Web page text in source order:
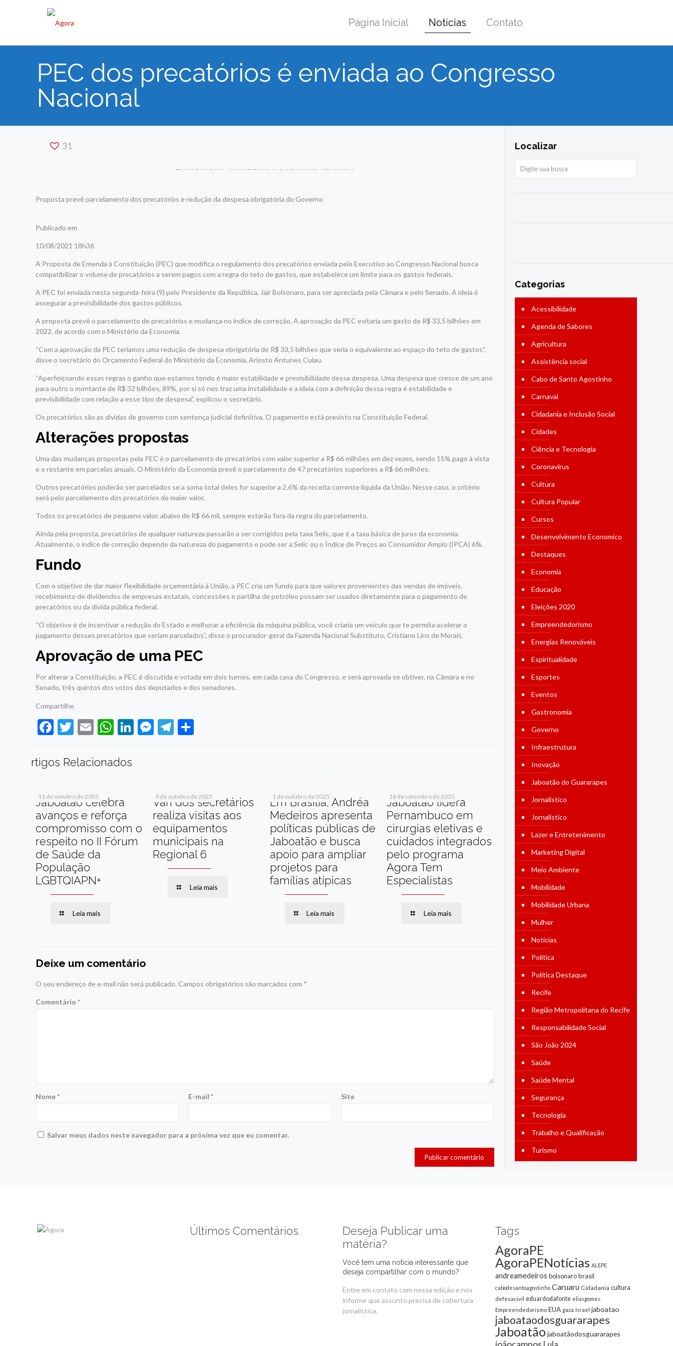
Página Inicial Notícias Contato
PEC dos precatórios é enviada ao Congresso
Nacional
31
Proposta prevê parcelamento dos precatórios e redução da despesa obrigatória do Governo
Publicado em
10/08/2021 18h36
A Proposta de Emenda à Constituição (PEC) que modifica o regulamento dos precatórios enviada pelo Executivo ao Congresso Nacional busca
compatibilizar o volume de precatórios a serem pagos com a regra do teto de gastos, que estabelece um limite para os gastos federais.
A PEC foi enviada nesta segunda-feira (9) pelo Presidente da República, Jair Bolsonaro, para ser apreciada pela Câmara e pelo Senado. A ideia é
assegurar a previsibilidade dos gastos públicos.
A proposta prevê o parcelamento de precatórios e mudança no índice de correção. A aprovação da PEC evitaria um gasto de R$ 33,5 bilhões em
2022, de acordo com o Ministério da Economia.
“Com a aprovação da PEC teríamos uma redução de despesa obrigatória de R$ 33,5 bilhões que seria o equivalente ao espaço do teto de gastos”,
disse o secretário do Orçamento Federal do Ministério da Economia, Ariosto Antunes Culau.
“Aperfeiçoando essas regras o ganho que estamos tendo é maior estabilidade e previsibilidade dessa despesa. Uma despesa que cresce de um ano
para outro o montante de R$ 32 bilhões, 89%, por si só nos traz uma instabilidade e a ideia com a definição dessa regra é estabilidade e
previsibilidade com relação a esse tipo de despesa”, explicou o secretário.
Os precatórios são as dívidas de governo com sentença judicial definitiva. O pagamento está previsto na Constituição Federal.
Alterações propostas
Uma das mudanças propostas pela PEC é o parcelamento de precatórios com valor superior a R$ 66 milhões em dez vezes, sendo 15% pago à vista
e o restante em parcelas anuais. O Ministério da Economia prevê o parcelamento de 47 precatórios superiores a R$ 66 milhões.
Outros precatórios poderão ser parcelados se a soma total deles for superior a 2,6% da receita corrente líquida da União. Nesse caso, o critério
será pelo parcelamento dos precatórios de maior valor.
Todos os precatórios de pequeno valor, abaixo de R$ 66 mil, sempre estarão fora da regra do parcelamento.
Ainda pela proposta, precatórios de qualquer natureza passarão a ser corrigidos pela taxa Selic, que é a taxa básica de juros da economia.
Atualmente, o índice de correção depende da natureza do pagamento e pode ser a Selic ou o Índice de Preços ao Consumidor Amplo (IPCA) 6%.
Fundo
Com o objetivo de dar maior flexibilidade orçamentária à União, a PEC cria um fundo para que valores provenientes das vendas de imóveis,
recebimento de dividendos de empresas estatais, concessões e partilha de petróleo possam ser usados diretamente para o pagamento de
precatórios ou da dívida pública federal.
“O objetivo é de incentivar a redução do Estado e melhorar a eficiência da máquina pública, você criaria um veículo que te permita acelerar o
pagamento desses precatórios que seriam parcelados”, disse o procurador-geral da Fazenda Nacional Substituto, Cristiano Lins de Morais.
Aprovação de uma PEC
Por alterar a Constituição, a PEC é discutida e votada em dois turnos, em cada casa do Congresso, e será aprovada se obtiver, na Câmara e no
Senado, três quintos dos votos dos deputados e dos senadores.
Compartilhe
Facebook
Twitter
EmailWhatsApp
LinkedIn
Messenger
Telegram
rtigos Relacionados
11 de outubro de 2025
Jaboatão celebra
avanços e reforça
compromisso com o
respeito no II Fórum
de Saúde da
População
LGBTQIAPN+
Leia mais
9 de outubro de 2025
Van dos secretários
realiza visitas aos
equipamentos
municipais na
Regional 6
Leia mais
1 de outubro de 2025
Em Brasília, Andréa
Medeiros apresenta
políticas públicas de
Jaboatão e busca
apoio para ampliar
projetos para
famílias atípicas
Leia mais
16 de setembro de 2025
Jaboatão lidera
Pernambuco em
cirurgias eletivas e
cuidados integrados
pelo programa
Agora Tem
Especialistas
Leia mais
Deixe um comentário
O seu endereço de e-mail não será publicado. Campos obrigatórios são marcados com *
Comentário*
Nome* E-mail* Site
Salvar meus dados neste navegador para a próxima vez que eu comentar.
Localizar
Categorias
Acessibilidade
Agenda de Sabores
Agricultura
Assistência social
Cabo de Santo Agostinho
Carnaval
Cidadania e Inclusão Social
Cidades
Ciência e Tecnologia
Coronavírus
Cultura
Cultura Popular
Cursos
Desenvolvimento Economico
Destaques
Economia
Educação
Eleições 2020
Empreendedorismo
Energias Renováveis
Espiritualidade
Esportes
Eventos
Gastronomia
Governo
Infraestrutura
Inovação
Jaboatão do Guararapes
Jornalístico
Jornalístico
Lazer e Entretenimento
Marketing Digital
Meio Ambiente
Mobilidade
Mobilidade Urbana
Mulher
Notícias
Política
Política Destaque
Recife
Região Metropolitana do Recife
Responsabilidade Social
São João 2024
Saúde
Saúde Mental
Segurança
Tecnologia
Trabalho e Qualificação
Turismo
Últimos Comentários
Deseja Publicar uma
matéria?
Você tem uma notícia interessante que
deseja compartilhar com o mundo?
Entre em contato com nossa edição e nos
informe que assunto precisa de cobertura
jornalística.
Tags
AgoraPE
AgoraPENotícias ALEPE
andreamedeiros bolsonarobrasil
cabodesantoagostinho Caruaru Cidadania cultura
defesacivil eduardodafonte eliasgomes
Empreendedorismo EUA gaza Israel jaboatao
jaboataodosguararapes
Jaboatão jaboatãodosguararapes